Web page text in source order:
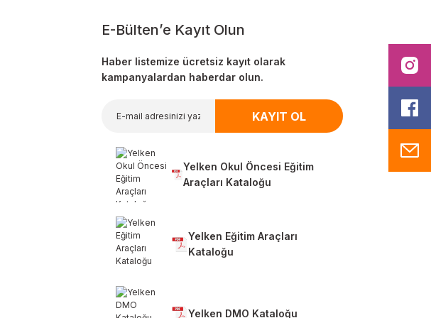
E-Bülten’e Kayıt Olun
Haber listemize ücretsiz kayıt olarak
kampanyalardan haberdar olun.
KAYIT OL
Yelken Okul Öncesi Eğitim
Araçları Kataloğu
Yelken Eğitim Araçları
Kataloğu
Yelken DMO Kataloğu